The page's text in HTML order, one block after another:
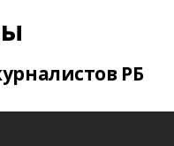
РБ